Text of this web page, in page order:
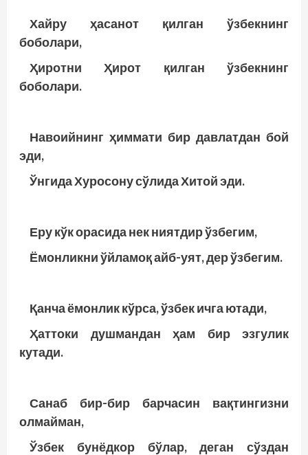
Хайру ҳасанот қилган ўзбекнинг
боболари,
Ҳиротни Ҳирот қилган ўзбекнинг
боболари.
Навоийнинг ҳиммати бир давлатдан бой
эди,
Ўнгида Хуросону сўлида Хитой эди.
Еру кўк орасида нек ниятдир ўзбегим,
Ёмонликни ўйламоқ айб-уят, дер ўзбегим.
Қанча ёмонлик кўрса, ўзбек ичга ютади,
Ҳаттоки душмандан ҳам бир эзгулик
кутади.
Санаб бир-бир барчасин вақтингизни
олмайман,
Ўзбек бунёдкор бўлар, деган сўздан